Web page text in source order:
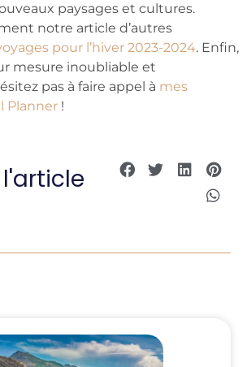
paysages et cultures.
notre article d’autres
pour l’hiver 2023-2024. Enfin,
mesure inoubliable et
pas à faire appel à mes
Planner !